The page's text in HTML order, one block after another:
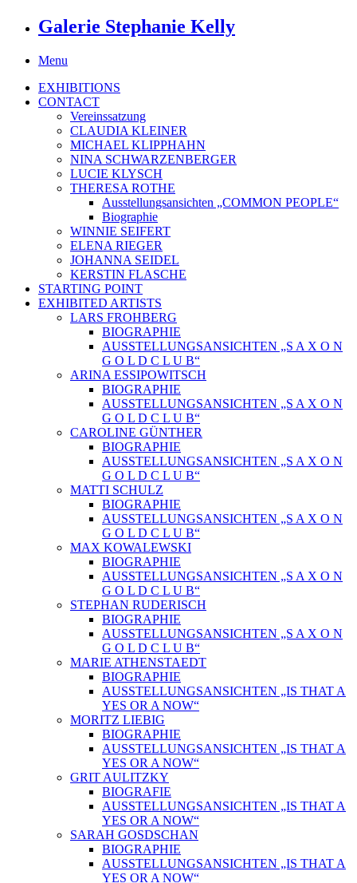
Galerie Stephanie Kelly
Menu
EXHIBITIONS
CONTACT
Vereinssatzung
CLAUDIA KLEINER
MICHAEL KLIPPHAHN
NINA SCHWARZENBERGER
LUCIE KLYSCH
THERESA ROTHE
Ausstellungsansichten „COMMON PEOPLE“
Biographie
WINNIE SEIFERT
ELENA RIEGER
JOHANNA SEIDEL
KERSTIN FLASCHE
STARTING POINT
EXHIBITED ARTISTS
LARS FROHBERG
BIOGRAPHIE
AUSSTELLUNGSANSICHTEN „S A X O N
G O L D C L U B“
ARINA ESSIPOWITSCH
BIOGRAPHIE
AUSSTELLUNGSANSICHTEN „S A X O N
G O L D C L U B“
CAROLINE GÜNTHER
BIOGRAPHIE
AUSSTELLUNGSANSICHTEN „S A X O N
G O L D C L U B“
MATTI SCHULZ
BIOGRAPHIE
AUSSTELLUNGSANSICHTEN „S A X O N
G O L D C L U B“
MAX KOWALEWSKI
BIOGRAPHIE
AUSSTELLUNGSANSICHTEN „S A X O N
G O L D C L U B“
STEPHAN RUDERISCH
BIOGRAPHIE
AUSSTELLUNGSANSICHTEN „S A X O N
G O L D C L U B“
MARIE ATHENSTAEDT
BIOGRAPHIE
AUSSTELLUNGSANSICHTEN „IS THAT A
YES OR A NOW“
MORITZ LIEBIG
BIOGRAPHIE
AUSSTELLUNGSANSICHTEN „IS THAT A
YES OR A NOW“
GRIT AULITZKY
BIOGRAFIE
AUSSTELLUNGSANSICHTEN „IS THAT A
YES OR A NOW“
SARAH GOSDSCHAN
BIOGRAPHIE
AUSSTELLUNGSANSICHTEN „IS THAT A
YES OR A NOW“